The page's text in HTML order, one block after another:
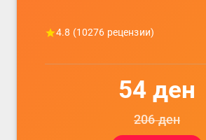
4.8 (10276 рецензии)
54 ден
206ден